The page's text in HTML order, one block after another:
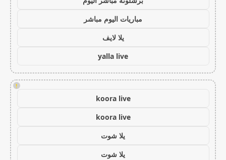
مباريات اليوم مباشر
يلا لايف
yalla live
!
koora live
koora live
يلا شوت
يلا شوت